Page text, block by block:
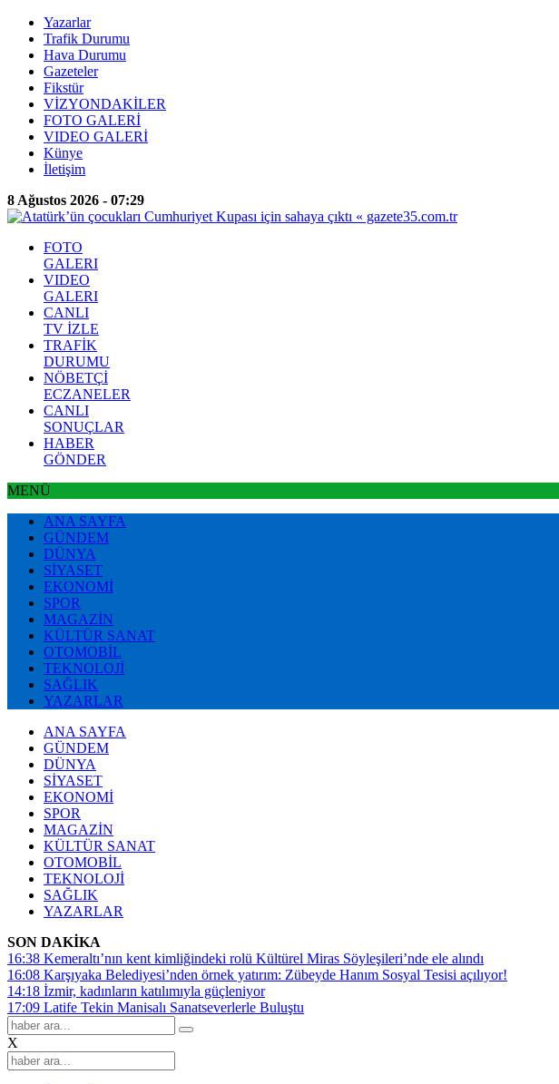
Yazarlar
Trafik Durumu
Hava Durumu
Gazeteler
Fikstür
VİZYONDAKİLER
FOTO GALERİ
VIDEO GALERİ
Künye
İletişim
8 Ağustos 2026 - 07:29
FOTO
GALERI
VIDEO
GALERI
CANLI
TV İZLE
TRAFİK
DURUMU
NÖBETÇİ
ECZANELER
CANLI
SONUÇLAR
HABER
GÖNDER
MENÜ
ANA SAYFA
GÜNDEM
DÜNYA
SİYASET
EKONOMİ
SPOR
MAGAZİN
KÜLTÜR SANAT
OTOMOBİL
TEKNOLOJİ
SAĞLIK
YAZARLAR
ANA SAYFA
GÜNDEM
DÜNYA
SİYASET
EKONOMİ
SPOR
MAGAZİN
KÜLTÜR SANAT
OTOMOBİL
TEKNOLOJİ
SAĞLIK
YAZARLAR
SON DAKİKA
16:38 Kemeraltı’nın kent kimliğindeki rolü Kültürel Miras Söyleşileri’nde ele alındı
16:08 Karşıyaka Belediyesi’nden örnek yatırım: Zübeyde Hanım Sosyal Tesisi açılıyor!
14:18 İzmir, kadınların katılımıyla güçleniyor
17:09 Latife Tekin Manisalı Sanatseverlerle Buluştu
X